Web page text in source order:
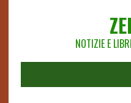
NOTIZIE E